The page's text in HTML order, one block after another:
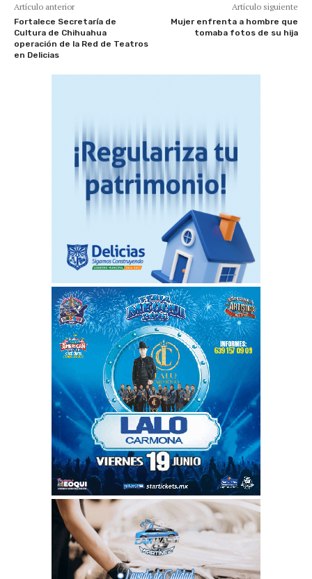
Artículo anterior
Fortalece Secretaría de
Cultura de Chihuahua
operación de la Red de Teatros
en Delicias
Artículo siguiente
Mujer enfrenta a hombre que
tomaba fotos de su hija